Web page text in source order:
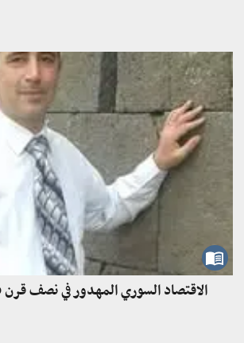
الاقتصاد السوري المهدور في نصف قرن 1960 – 2010